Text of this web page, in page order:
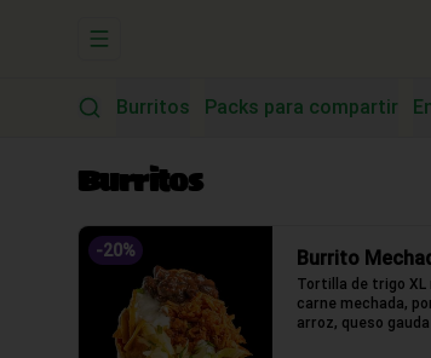
Abrir menu de navegación
Burritos Packs para compartir
Burritos
-20% Burrito
Tortilla de trigo XL
carne mechada,
arroz, queso